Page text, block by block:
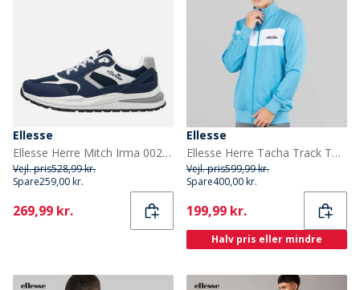
Ellesse
Ellesse Herre Mitch Irma 002 Træningssko Navy
Vejl. pris528,99 kr.
Spare259,00 kr.
Current
269,99 kr.
Ellesse
Ellesse Herre Tacha Track Top Blå
Vejl. pris599,99 kr.
Spare400,00 kr.
Current
199,99 kr.
Halv pris eller mindre